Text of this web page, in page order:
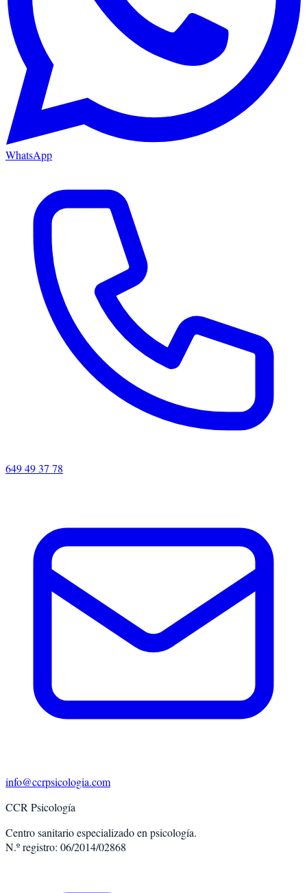
WhatsApp
649 49 37 78
info@ccrpsicologia.com
CCR Psicología
Centro sanitario especializado en psicología.
N.º registro: 06/2014/02868